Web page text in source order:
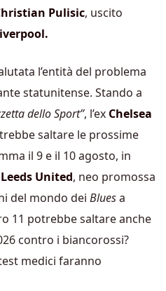
Pulisic, uscito
l’entità del problema
statunitense. Stando a
dello Sport”, l’ex Chelsea
saltare le prossime
il 9 e il 10 agosto, in
Leeds United, neo promossa
del mondo dei Bluesa
11 potrebbe saltare anche
contro i biancorossi?
medici faranno